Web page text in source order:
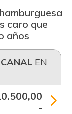
caro que
años
CANALEN
-